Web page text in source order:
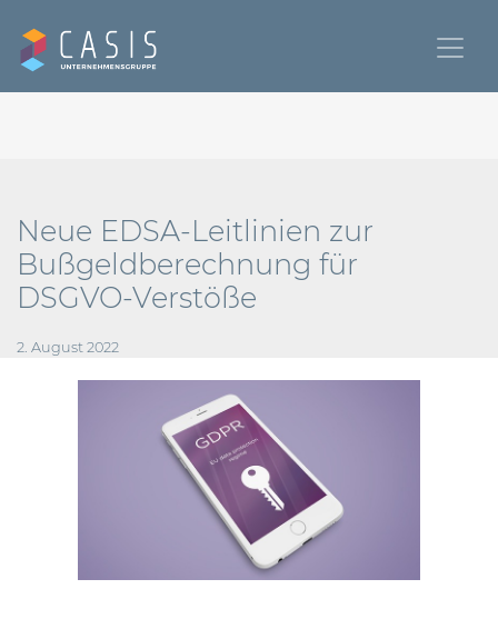
Neue EDSA-Leitlinien zur
Bußgeldberechnung für
DSGVO-Verstöße
2. August 2022